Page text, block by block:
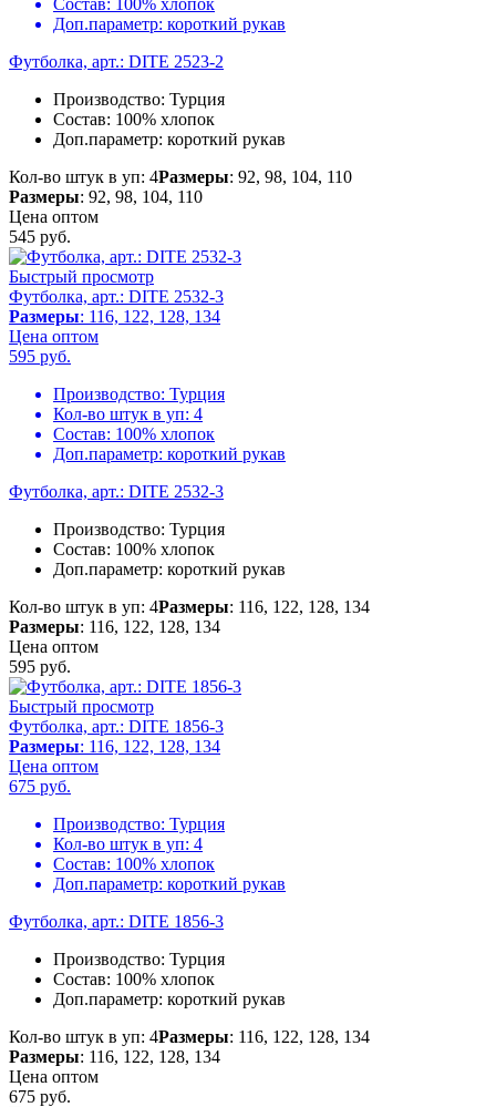
Доп.параметр: короткий рукав
Футболка, арт.: DITE 2523-2
Производство: Турция
Состав: 100% хлопок
Доп.параметр: короткий рукав
Кол-во штук в уп: 4Размеры: 92, 98, 104, 110
Размеры: 92, 98, 104, 110
Цена оптом
545 руб.
Быстрый просмотр
Футболка, арт.: DITE 2532-3
Размеры: 116, 122, 128, 134
Цена оптом
595 руб.
Производство: Турция
Кол-во штук в уп: 4
Состав: 100% хлопок
Доп.параметр: короткий рукав
Футболка, арт.: DITE 2532-3
Производство: Турция
Состав: 100% хлопок
Доп.параметр: короткий рукав
Кол-во штук в уп: 4Размеры: 116, 122, 128, 134
Размеры: 116, 122, 128, 134
Цена оптом
595 руб.
Быстрый просмотр
Футболка, арт.: DITE 1856-3
Размеры: 116, 122, 128, 134
Цена оптом
675 руб.
Производство: Турция
Кол-во штук в уп: 4
Состав: 100% хлопок
Доп.параметр: короткий рукав
Футболка, арт.: DITE 1856-3
Производство: Турция
Состав: 100% хлопок
Доп.параметр: короткий рукав
Кол-во штук в уп: 4Размеры: 116, 122, 128, 134
Размеры: 116, 122, 128, 134
Цена оптом
675 руб.